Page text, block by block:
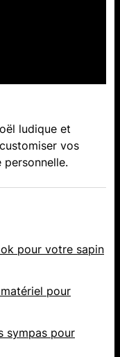
ludique et
vos
pour votre sapin
pour
sympas pour